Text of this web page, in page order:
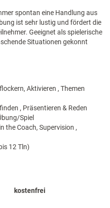
spontan eine Handlung aus
ist sehr lustig und fördert die
Geeignet als spielerische
Situationen gekonnt
Aktivieren , Themen
, Präsentieren & Reden
Spiel
the Coach, Supervision ,
12 Tln)
kostenfrei